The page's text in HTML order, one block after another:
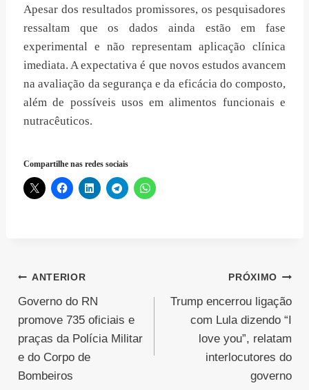
Apesar dos resultados promissores, os pesquisadores
ressaltam que os dados ainda estão em fase
experimental e não representam aplicação clínica
imediata. A expectativa é que novos estudos avancem
na avaliação da segurança e da eficácia do composto,
além de possíveis usos em alimentos funcionais e
nutracêuticos.
Compartilhe nas redes sociais
Navegação
de
Post
ANTERIOR
Governo do RN
promove 735 oficiais e
praças da Polícia Militar
e do Corpo de
Bombeiros
PRÓXIMO
Trump encerrou ligação
com Lula dizendo “I
love you”, relatam
interlocutores do
governo